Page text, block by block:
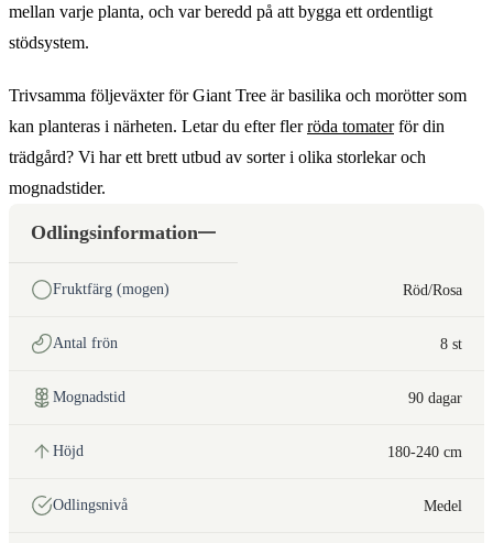
mellan varje planta, och var beredd på att bygga ett ordentligt
stödsystem.
Trivsamma följeväxter för Giant Tree är basilika och morötter som
kan planteras i närheten. Letar du efter flerröda tomaterför din
trädgård? Vi har ett brett utbud av sorter i olika storlekar och
mognadstider.
Odlingsinformation
Fruktfärg (mogen) Röd/Rosa
Antal frön 8 st
Mognadstid 90 dagar
Höjd 180-240 cm
Odlingsnivå Medel